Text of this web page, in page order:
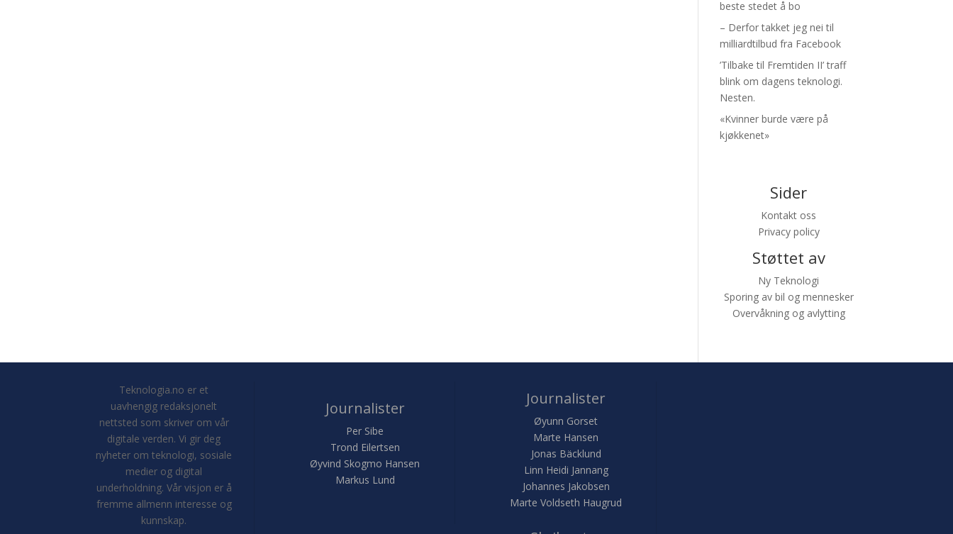
beste stedet å bo
– Derfor takket jeg nei til
milliardtilbud fra Facebook
’Tilbake til Fremtiden II’ traff
blink om dagens teknologi.
Nesten.
«Kvinner burde være på
kjøkkenet»
Sider
Kontakt oss
Privacy policy
Støttet av
Ny Teknologi
Sporing av bil og mennesker
Overvåkning og avlytting
Teknologia.no er et
uavhengig redaksjonelt
nettsted som skriver om vår
digitale verden. Vi gir deg
nyheter om teknologi, sosiale
medier og digital
underholdning. Vår visjon er å
fremme allmenn interesse og
kunnskap.
Journalister
Per Sibe
Trond Eilertsen
Øyvind Skogmo Hansen
Markus Lund
Journalister
Øyunn Gorset
Marte Hansen
Jonas Bäcklund
Linn Heidi Jannang
Johannes Jakobsen
Marte Voldseth Haugrud